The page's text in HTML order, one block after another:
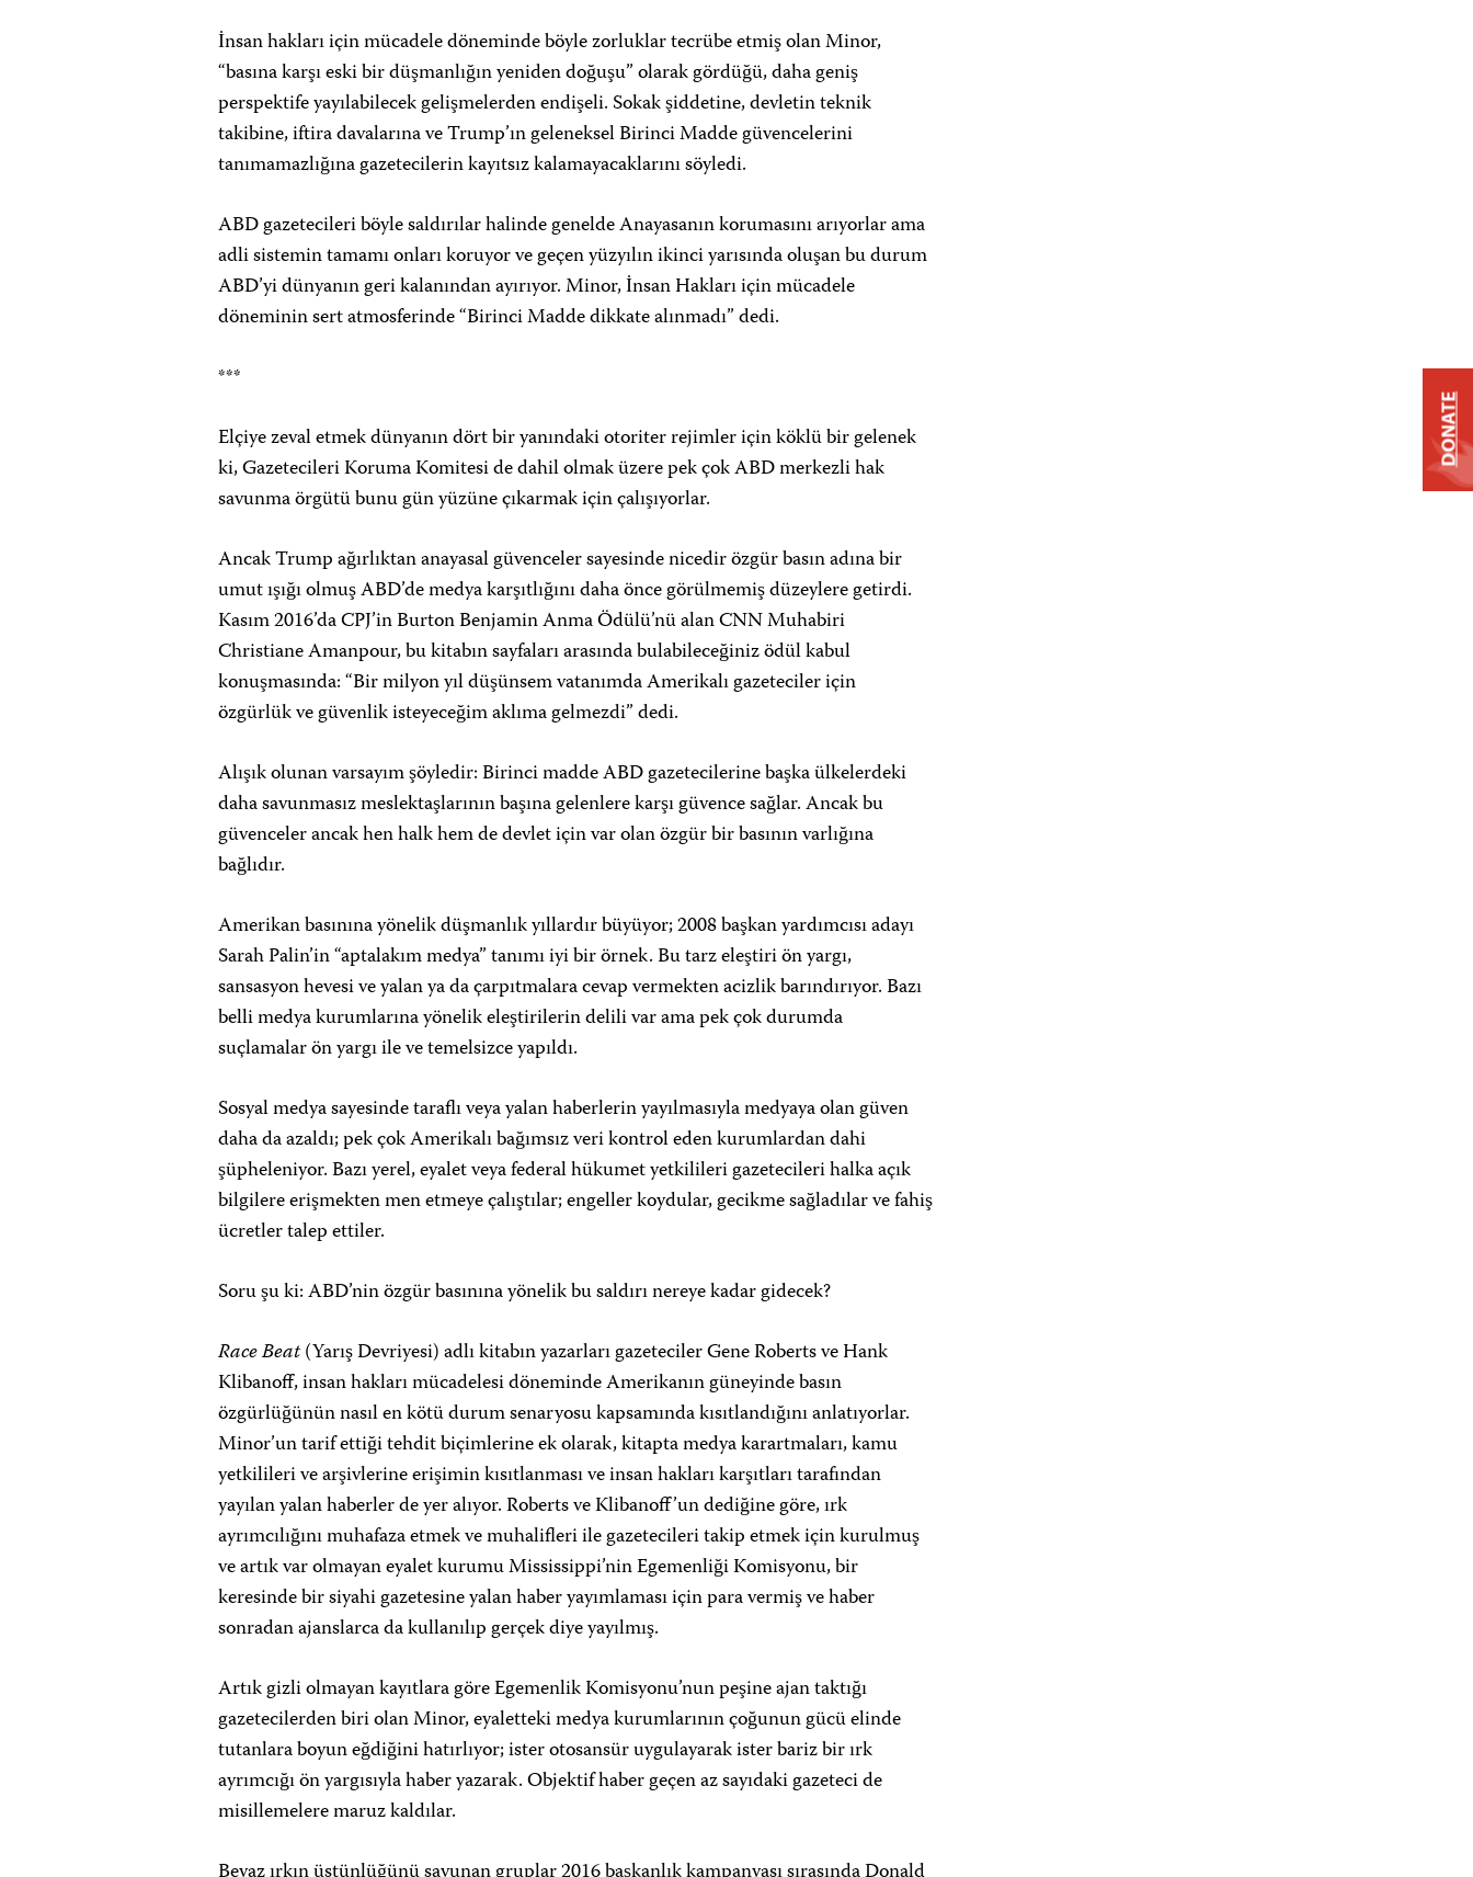
İnsan hakları için mücadele döneminde böyle zorluklar tecrübe etmiş olan Minor,
“basına karşı eski bir düşmanlığın yeniden doğuşu” olarak gördüğü, daha geniş
perspektife yayılabilecek gelişmelerden endişeli. Sokak şiddetine, devletin teknik
takibine, iftira davalarına ve Trump’ın geleneksel Birinci Madde güvencelerini
tanımamazlığına gazetecilerin kayıtsız kalamayacaklarını söyledi.
ABD gazetecileri böyle saldırılar halinde genelde Anayasanın korumasını arıyorlar ama
adli sistemin tamamı onları koruyor ve geçen yüzyılın ikinci yarısında oluşan bu durum
ABD’yi dünyanın geri kalanından ayırıyor. Minor, İnsan Hakları için mücadele
döneminin sert atmosferinde “Birinci Madde dikkate alınmadı” dedi.
***
Elçiye zeval etmek dünyanın dört bir yanındaki otoriter rejimler için köklü bir gelenek
ki, Gazetecileri Koruma Komitesi de dahil olmak üzere pek çok ABD merkezli hak
savunma örgütü bunu gün yüzüne çıkarmak için çalışıyorlar.
Ancak Trump ağırlıktan anayasal güvenceler sayesinde nicedir özgür basın adına bir
umut ışığı olmuş ABD’de medya karşıtlığını daha önce görülmemiş düzeylere getirdi.
Kasım 2016’da CPJ’in Burton Benjamin Anma Ödülü’nü alan CNN Muhabiri
Christiane Amanpour, bu kitabın sayfaları arasında bulabileceğiniz ödül kabul
konuşmasında: “Bir milyon yıl düşünsem vatanımda Amerikalı gazeteciler için
özgürlük ve güvenlik isteyeceğim aklıma gelmezdi” dedi.
Alışık olunan varsayım şöyledir: Birinci madde ABD gazetecilerine başka ülkelerdeki
daha savunmasız meslektaşlarının başına gelenlere karşı güvence sağlar. Ancak bu
güvenceler ancak hen halk hem de devlet için var olan özgür bir basının varlığına
bağlıdır.
Amerikan basınına yönelik düşmanlık yıllardır büyüyor; 2008 başkan yardımcısı adayı
Sarah Palin’in “aptalakım medya” tanımı iyi bir örnek. Bu tarz eleştiri ön yargı,
sansasyon hevesi ve yalan ya da çarpıtmalara cevap vermekten acizlik barındırıyor. Bazı
belli medya kurumlarına yönelik eleştirilerin delili var ama pek çok durumda
suçlamalar ön yargı ile ve temelsizce yapıldı.
Sosyal medya sayesinde taraflı veya yalan haberlerin yayılmasıyla medyaya olan güven
daha da azaldı; pek çok Amerikalı bağımsız veri kontrol eden kurumlardan dahi
şüpheleniyor. Bazı yerel, eyalet veya federal hükumet yetkilileri gazetecileri halka açık
bilgilere erişmekten men etmeye çalıştılar; engeller koydular, gecikme sağladılar ve fahiş
ücretler talep ettiler.
Soru şu ki: ABD’nin özgür basınına yönelik bu saldırı nereye kadar gidecek?
Race Beat(Yarış Devriyesi) adlı kitabın yazarları gazeteciler Gene Roberts ve Hank
Klibanoff, insan hakları mücadelesi döneminde Amerikanın güneyinde basın
özgürlüğünün nasıl en kötü durum senaryosu kapsamında kısıtlandığını anlatıyorlar.
Minor’un tarif ettiği tehdit biçimlerine ek olarak, kitapta medya karartmaları, kamu
yetkilileri ve arşivlerine erişimin kısıtlanması ve insan hakları karşıtları tarafından
yayılan yalan haberler de yer alıyor. Roberts ve Klibanoff’un dediğine göre, ırk
ayrımcılığını muhafaza etmek ve muhalifleri ile gazetecileri takip etmek için kurulmuş
ve artık var olmayan eyalet kurumu Mississippi’nin Egemenliği Komisyonu, bir
keresinde bir siyahi gazetesine yalan haber yayımlaması için para vermiş ve haber
sonradan ajanslarca da kullanılıp gerçek diye yayılmış.
Artık gizli olmayan kayıtlara göre Egemenlik Komisyonu’nun peşine ajan taktığı
gazetecilerden biri olan Minor, eyaletteki medya kurumlarının çoğunun gücü elinde
tutanlara boyun eğdiğini hatırlıyor; ister otosansür uygulayarak ister bariz bir ırk
ayrımcığı ön yargısıyla haber yazarak. Objektif haber geçen az sayıdaki gazeteci de
misillemelere maruz kaldılar.
DONATE